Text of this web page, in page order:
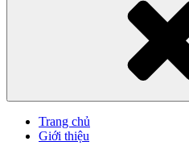
Trang chủ
Giới thiệu